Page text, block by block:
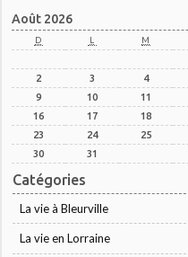
Août 2026
D L M
2
3 4
9
10 11
16
17 18
23
24 25
30
31
Catégories
La vie à Bleurville
La vie en Lorraine